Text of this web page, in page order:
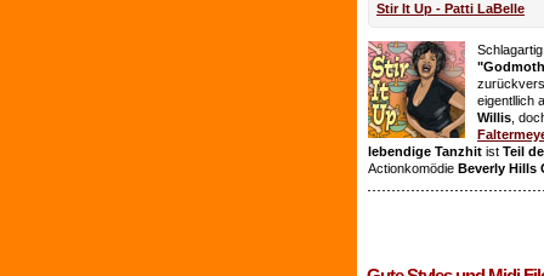
Stir It Up - Patti LaBelle
eigentllich
Willis ,
lebendige Tanzhit ist Teil
Actionkomödie Beverly Hills